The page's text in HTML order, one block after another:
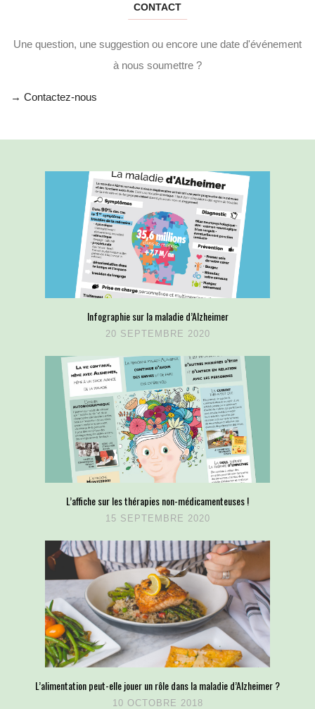
CONTACT
Une question, une suggestion ou encore une date d'événement
à nous soumettre ?
→ Contactez-nous
Infographie sur la maladie d’Alzheimer
20 SEPTEMBRE 2020
L’affiche sur les thérapies non-médicamenteuses !
15 SEPTEMBRE 2020
L’alimentation peut-elle jouer un rôle dans la maladie d’Alzheimer ?
10 OCTOBRE 2018